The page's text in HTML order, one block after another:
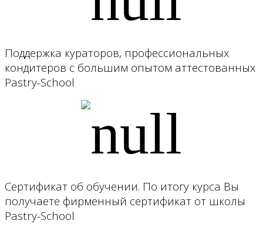
Поддержка кураторов, профессиональных
кондитеров с большим опытом аттестованных
Pastry-School
Сертификат об обучении. По итогу курса Вы
получаете фирменный сертификат от школы
Pastry-School